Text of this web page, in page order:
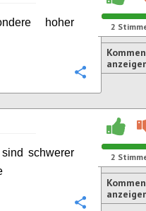
hoher
2
schwerer
2